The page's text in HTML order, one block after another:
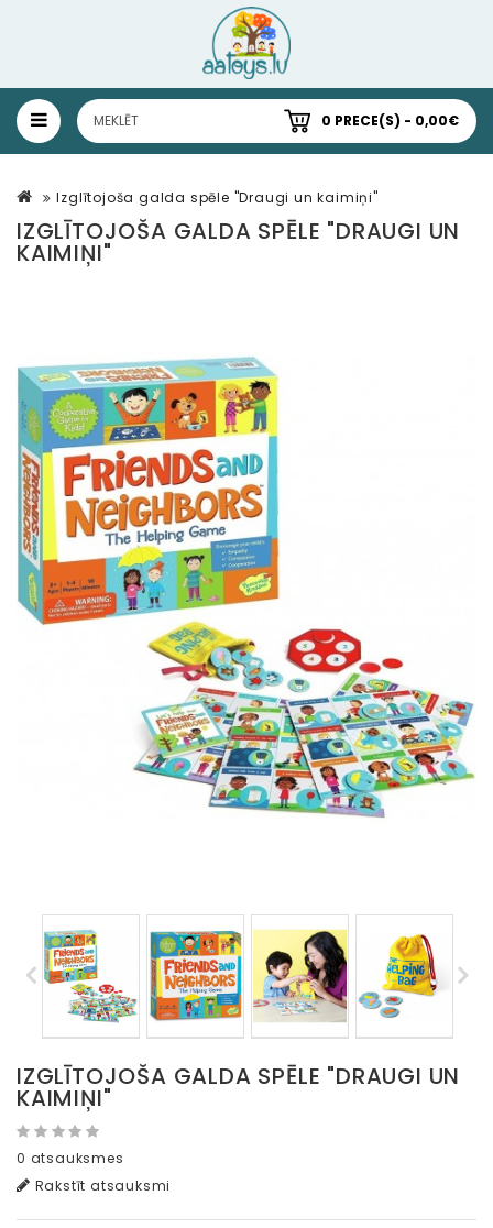
0 PRECE(S) - 0,00€
Izglītojoša galda spēle "Draugi un kaimiņi"
IZGLĪTOJOŠA GALDA SPĒLE "DRAUGI UN
KAIMIŅI"
IZGLĪTOJOŠA GALDA SPĒLE "DRAUGI UN
KAIMIŅI"
0 atsauksmes
Rakstīt atsauksmi